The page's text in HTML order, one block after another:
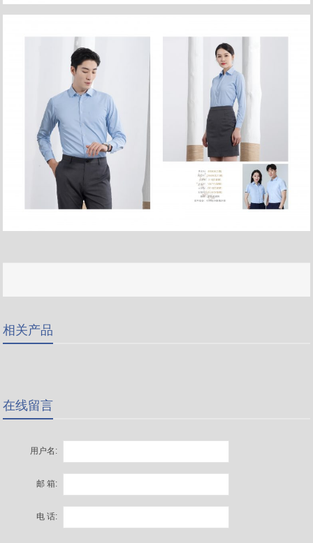
相关产品
在线留言
用户名:
邮 箱:
电 话: